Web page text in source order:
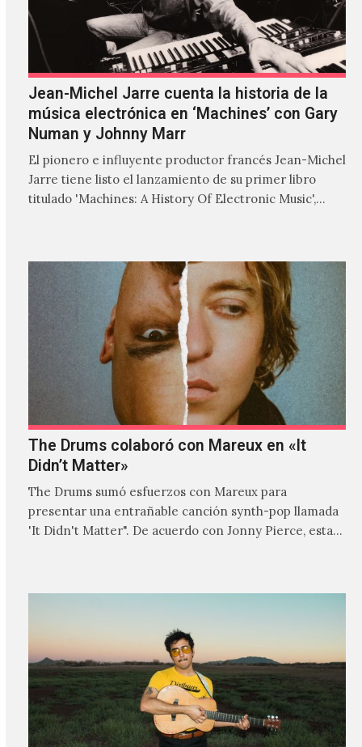
Jean-Michel Jarre cuenta la historia de la
música electrónica en ‘Machines’ con Gary
Numan y Johnny Marr
El pionero e influyente productor francés Jean-Michel
Jarre tiene listo el lanzamiento de su primer libro
titulado 'Machines: A History Of Electronic Music',
The Drums colaboró con Mareux en «It
Didn’t Matter»
The Drums sumó esfuerzos con Mareux para
presentar una entrañable canción synth-pop llamada
'It Didn't Matter". De acuerdo con Jonny Pierce, esta